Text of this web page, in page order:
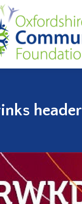
header